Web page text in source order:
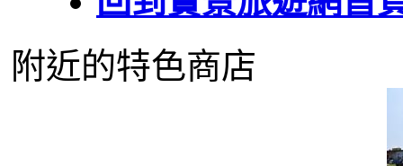
附近的特色商店